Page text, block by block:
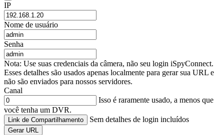
IP
Nome de usuário
Senha
Nota: Use suas credenciais da câmera, não seu login iSpyConnect.
Esses detalhes são usados apenas localmente para gerar sua URL e
não são enviados para nossos servidores.
Canal
Isso é raramente usado, a menos que
você tenha um DVR.
Link de Compartilhamento Sem detalhes de login incluídos
Gerar URL